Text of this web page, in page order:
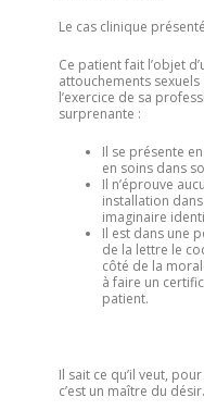
Le cas clinique
Ce patient fait l’objet
attouchements
l’exercice de sa
surprenante :
Il se présente
en soins dans
Il n’éprouve
installation
imaginaire
Il est dans une
de la lettre le
côté de la
à faire un
patient.
Il sait ce qu’il veut,
c’est un maître du désir.